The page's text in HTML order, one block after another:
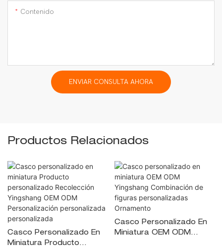
Contenido
ENVIAR CONSULTA AHORA
Productos Relacionados
Casco Personalizado En
Miniatura Producto
Casco Personalizado En
Miniatura OEM ODM